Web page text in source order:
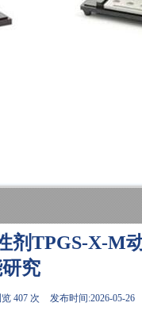
剂TPGS-X-M
究
407 次 发布时间:2026-05-26